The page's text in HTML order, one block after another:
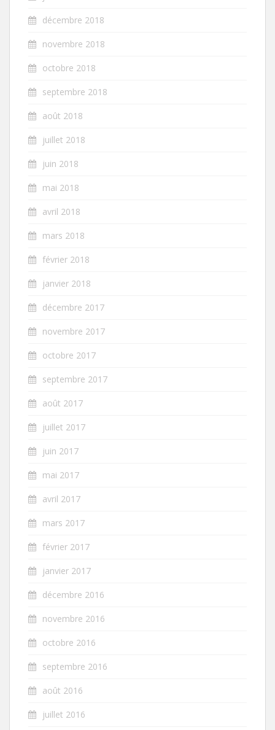
décembre 2018
novembre 2018
octobre 2018
septembre 2018
août 2018
juillet 2018
juin 2018
mai 2018
avril 2018
mars 2018
février 2018
janvier 2018
décembre 2017
novembre 2017
octobre 2017
septembre 2017
août 2017
juillet 2017
juin 2017
mai 2017
avril 2017
mars 2017
février 2017
janvier 2017
décembre 2016
novembre 2016
octobre 2016
septembre 2016
août 2016
juillet 2016